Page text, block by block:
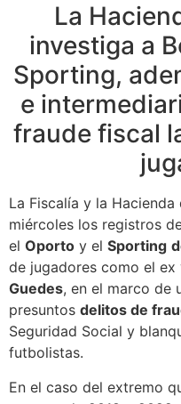
La
investiga a
Sporting,
e
fraude fiscal
La Fiscalía y la Hacienda
miércoles los registros
el Oporto y el Sporting
de jugadores como el ex
Guedes, en el marco de
presuntos delitos de
Seguridad Social y
futbolistas.
En el caso del extremo